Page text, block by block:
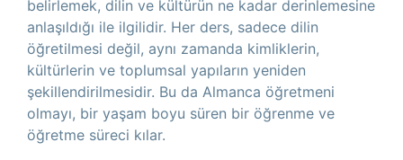
belirlemek, dilin ve kültürün ne kadar derinlemesine
anlaşıldığı ile ilgilidir. Her ders, sadece dilin
öğretilmesi değil, aynı zamanda kimliklerin,
kültürlerin ve toplumsal yapıların yeniden
şekillendirilmesidir. Bu da Almanca öğretmeni
olmayı, bir yaşam boyu süren bir öğrenme ve
öğretme süreci kılar.